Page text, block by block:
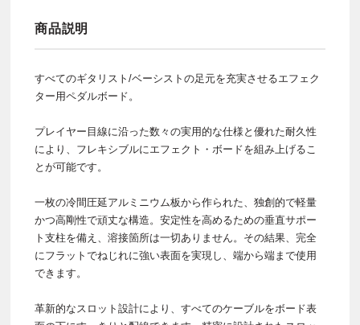
商品説明
すべてのギタリスト/ベーシストの足元を充実させるエフェク
ター用ペダルボード。
プレイヤー目線に沿った数々の実用的な仕様と優れた耐久性
により、フレキシブルにエフェクト・ボードを組み上げるこ
とが可能です。
一枚の冷間圧延アルミニウム板から作られた、独創的で軽量
かつ高剛性で頑丈な構造。安定性を高めるための垂直サポー
ト支柱を備え、溶接箇所は一切ありません。その結果、完全
にフラットでねじれに強い表面を実現し、端から端まで使用
できます。
革新的なスロット設計により、すべてのケーブルをボード表